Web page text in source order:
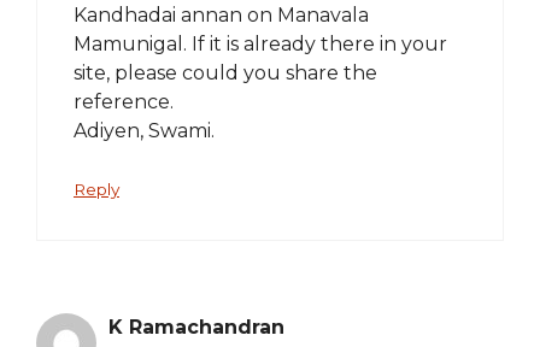
Kandhadai annan on Manavala
Mamunigal. If it is already there in your
site, please could you share the
reference.
Adiyen, Swami.
Reply
K Ramachandran